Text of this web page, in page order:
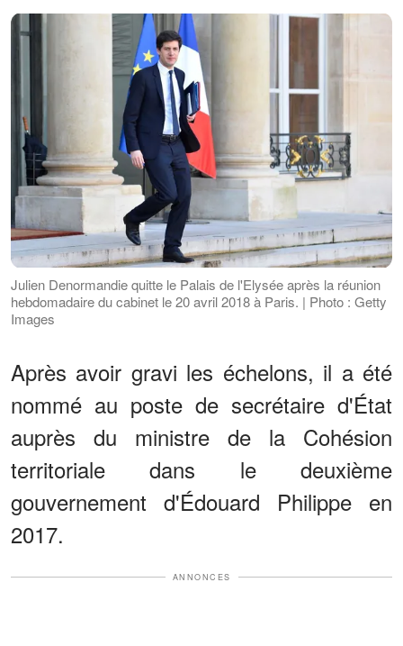
Julien Denormandie quitte le Palais de l'Elysée après la réunion
hebdomadaire du cabinet le 20 avril 2018 à Paris. | Photo : Getty
Images
Après avoir gravi les échelons, il a été
nommé au poste de secrétaire d'État
auprès du ministre de la Cohésion
territoriale dans le deuxième
gouvernement d'Édouard Philippe en
2017.
ANNONCES